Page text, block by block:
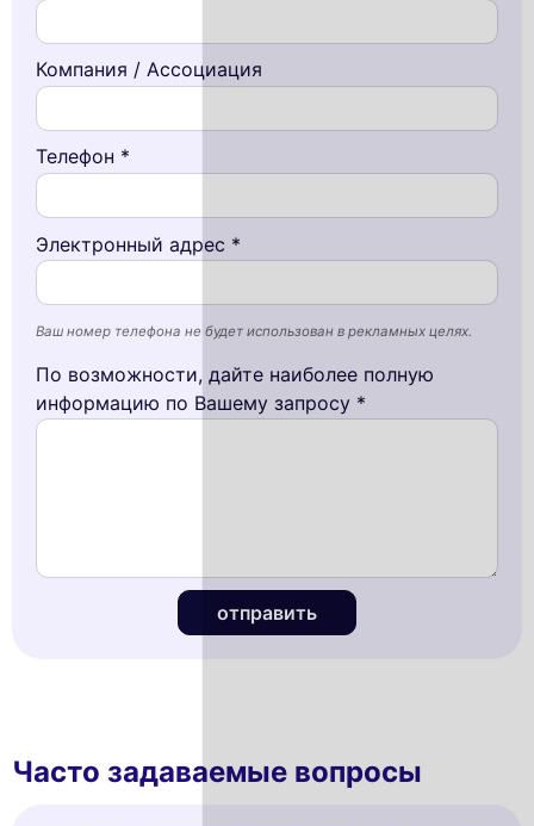
Компания / Ассоциация
Телефон *
Электронный адрес *
Ваш номер телефона не будет использован в рекламных целях.
По возможности, дайте наиболее полную
информацию по Вашему запросу *
отправить
Часто задаваемые вопросы